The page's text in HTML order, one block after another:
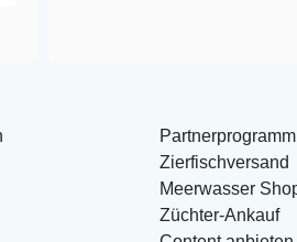
Partnerprogramm
Zierfischversand
Meerwasser
Züchter-Ankauf